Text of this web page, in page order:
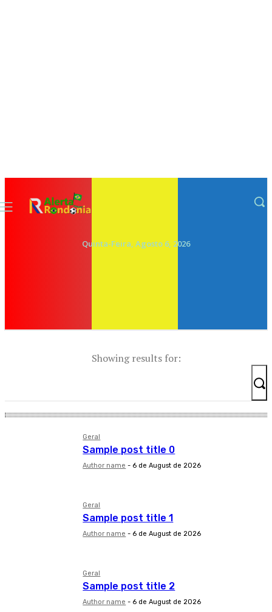
Quinta-Feira, Agosto 6, 2026
Showing results for:
Geral
Sample post title 0
Author name - 6 de August de 2026
Geral
Sample post title 1
Author name - 6 de August de 2026
Geral
Sample post title 2
Author name - 6 de August de 2026